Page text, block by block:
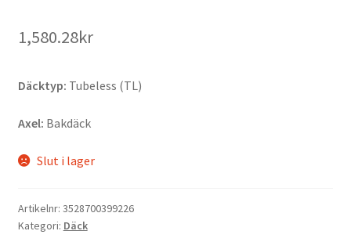
1,580.28kr
Däcktyp: Tubeless (TL)
Axel: Bakdäck
Slut i lager
Artikelnr: 3528700399226
Kategori: Däck